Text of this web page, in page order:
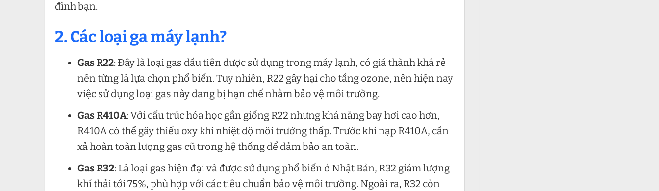
đình bạn.
2. Các loại ga máy lạnh?
Gas R22: Đây là loại gas đầu tiên được sử dụng trong máy lạnh, có giá thành khá rẻ
nên từng là lựa chọn phổ biến. Tuy nhiên, R22 gây hại cho tầng ozone, nên hiện nay
việc sử dụng loại gas này đang bị hạn chế nhằm bảo vệ môi trường.
Gas R410A: Với cấu trúc hóa học gần giống R22 nhưng khả năng bay hơi cao hơn,
R410A có thể gây thiếu oxy khi nhiệt độ môi trường thấp. Trước khi nạp R410A, cần
xả hoàn toàn lượng gas cũ trong hệ thống để đảm bảo an toàn.
Gas R32: Là loại gas hiện đại và được sử dụng phổ biến ở Nhật Bản, R32 giảm lượng
khí thải tới 75%, phù hợp với các tiêu chuẩn bảo vệ môi trường. Ngoài ra, R32 còn